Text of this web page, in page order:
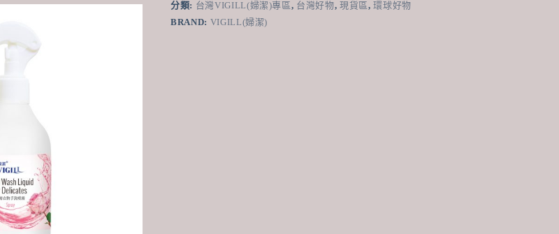
分類: 台灣VIGILL(婦潔)專區, 台灣好物,現貨區,環球好物
BRAND: VIGILL(婦潔)